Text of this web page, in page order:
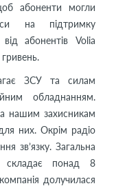
абоненти могли
на підтримку
абонентів Volia
ЗСУ та силам
обладнанням.
нашим захисникам
них. Окрім радіо
зв’язку. Загальна
складає понад 8
долучилася